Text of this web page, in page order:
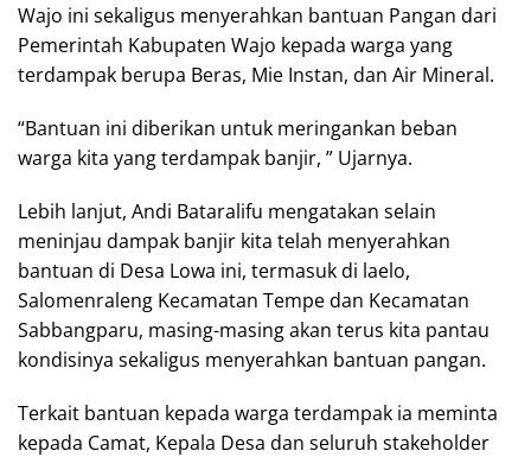
Wajo ini sekaligus menyerahkan bantuan Pangan dari
Pemerintah Kabupaten Wajo kepada warga yang
terdampak berupa Beras, Mie Instan, dan Air Mineral.
“Bantuan ini diberikan untuk meringankan beban
warga kita yang terdampak banjir, ” Ujarnya.
Lebih lanjut, Andi Bataralifu mengatakan selain
meninjau dampak banjir kita telah menyerahkan
bantuan di Desa Lowa ini, termasuk di laelo,
Salomenraleng Kecamatan Tempe dan Kecamatan
Sabbangparu, masing-masing akan terus kita pantau
kondisinya sekaligus menyerahkan bantuan pangan.
Terkait bantuan kepada warga terdampak ia meminta
kepada Camat, Kepala Desa dan seluruh stakeholder